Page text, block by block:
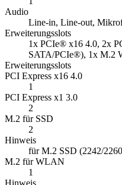
Audio
Line-in, Line-out,
Erweiterungsslots
1x PCIe® x16 4.0, 2x
SATA/PCIe®), 1x M.2
Erweiterungsslots
PCI Express x16 4.0
1
PCI Express x1 3.0
2
M.2 für SSD
2
Hinweis
für M.2 SSD (2242/
M.2 für WLAN
1
Hinweis